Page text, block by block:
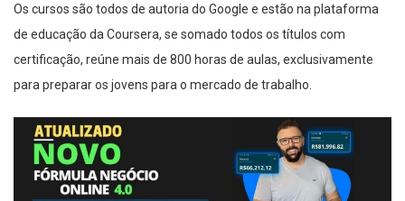
Os cursos são todos de autoria do Google e estão na plataforma
de educação da Coursera, se somado todos os títulos com
certificação, reúne mais de 800 horas de aulas, exclusivamente
para preparar os jovens para o mercado de trabalho.